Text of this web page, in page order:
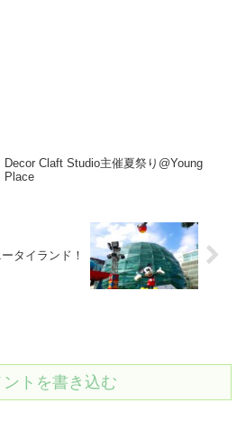
Decor Claft Studio主催夏祭り@Young
Place
タイランド！
ントを書き込む